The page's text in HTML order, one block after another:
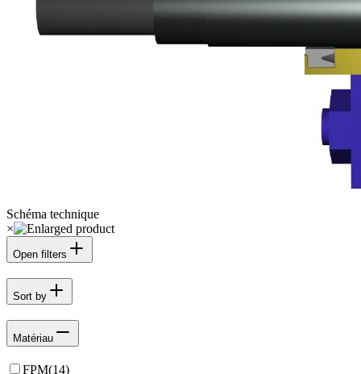
Schéma technique
×
Open filters
Sort by
Matériau
FPM(14)